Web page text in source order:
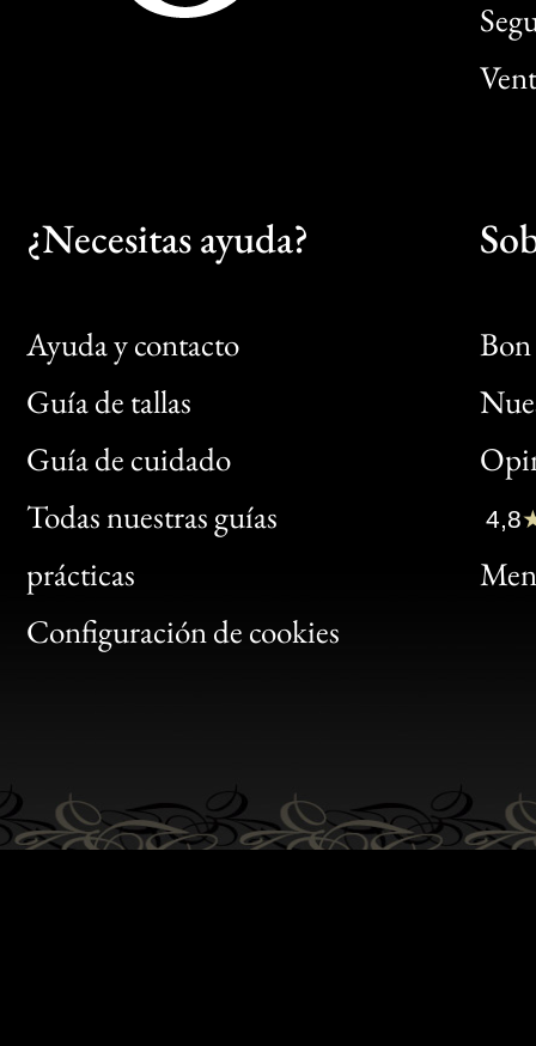
¿Necesitas ayuda?
Ayuda y contacto
Guía de tallas
Guía de cuidado
Todas nuestras guías
prácticas
Configuración de cookies
Bon
Clic
Bon
4,8